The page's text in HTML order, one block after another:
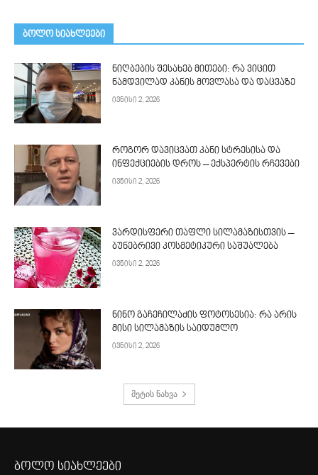
ᲑᲝᲚᲝ ᲡᲘᲐᲮᲚᲔᲔᲑᲘ
ნიღბების შესახებ მითები: რა ვიცით
ნამდვილად კანის მოვლასა და დაცვაზე
ივნისი 2, 2026
როგორ დავიცვათ კანი სტრესისა და
ინფექციების დროს – ექსპერტის რჩევები
ივნისი 2, 2026
ვარდისფერი თაფლი სილამაზისთვის –
ბუნებრივი კოსმეტიკური საშუალება
ივნისი 2, 2026
ნინო გაჩეჩილაძის ფოტოსესია: რა არის
მისი სილამაზის საიდუმლო
ივნისი 2, 2026
მეტის ნახვა
ბოლო სიახლეები